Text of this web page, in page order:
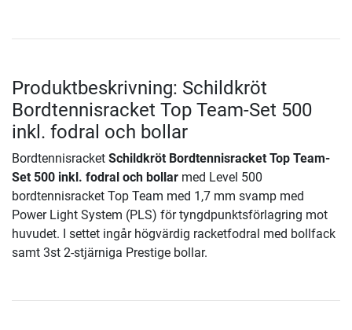
Produktbeskrivning: Schildkröt
Bordtennisracket Top Team-Set 500
inkl. fodral och bollar
Bordtennisracket Schildkröt Bordtennisracket Top Team-
Set 500 inkl. fodral och bollar med Level 500
bordtennisracket Top Team med 1,7 mm svamp med
Power Light System (PLS) för tyngdpunktsförlagring mot
huvudet. I settet ingår högvärdig racketfodral med bollfack
samt 3st 2-stjärniga Prestige bollar.